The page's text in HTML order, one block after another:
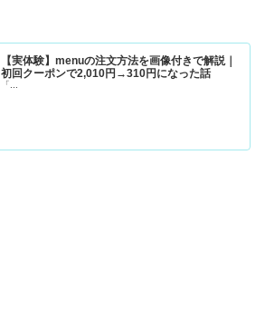
【実体験】menuの注文方法を画像付きで解説｜
初回クーポンで2,010円→310円になった話
「...